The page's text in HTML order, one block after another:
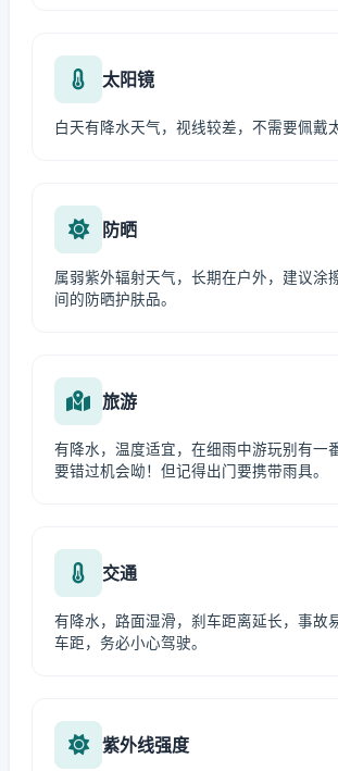
太阳镜
白天有降水天气，视线较差，不需要佩戴
防晒
属弱紫外辐射天气，长期在户外，建议涂
间的防晒护肤品。
旅游
有降水，温度适宜，在细雨中游玩别有一
要错过机会呦！但记得出门要携带雨具。
交通
有降水，路面湿滑，刹车距离延长，事故
车距，务必小心驾驶。
紫外线强度